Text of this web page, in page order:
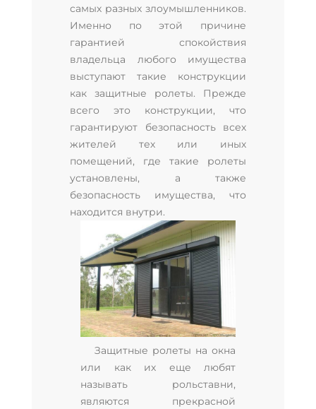
самых разных злоумышленников.
Именно по этой причине
гарантией спокойствия
владельца любого имущества
выступают такие конструкции
как защитные ролеты. Прежде
всего это конструкции, что
гарантируют безопасность всех
жителей тех или иных
помещений, где такие ролеты
установлены, а также
безопасность имущества, что
находится внутри.
Защитные ролеты на окна
или как их еще любят
называть рольставни,
являются прекрасной